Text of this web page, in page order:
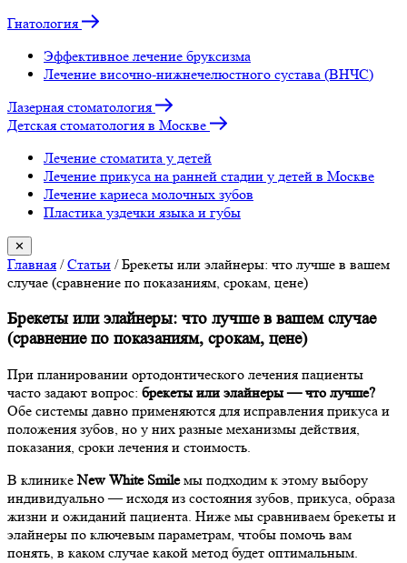
Гнатология
Эффективное лечение бруксизма
Лечение височно-нижнечелюстного сустава (ВНЧС)
Лазерная стоматология
Детская стоматология в Москве
Лечение стоматита у детей
Лечение прикуса на ранней стадии у детей в Москве
Лечение кариеса молочных зубов
Пластика уздечки языка и губы
✕
Главная / Статьи / Брекеты или элайнеры: что лучше в вашем
случае (сравнение по показаниям, срокам, цене)
Брекеты или элайнеры: что лучше в вашем случае
(сравнение по показаниям, срокам, цене)
При планировании ортодонтического лечения пациенты
часто задают вопрос: брекеты или элайнеры — что лучше?
Обе системы давно применяются для исправления прикуса и
положения зубов, но у них разные механизмы действия,
показания, сроки лечения и стоимость.
В клиникеNew White Smileмы подходим к этому выбору
индивидуально — исходя из состояния зубов, прикуса, образа
жизни и ожиданий пациента. Ниже мы сравниваем брекеты и
элайнеры по ключевым параметрам, чтобы помочь вам
понять, в каком случае какой метод будет оптимальным.